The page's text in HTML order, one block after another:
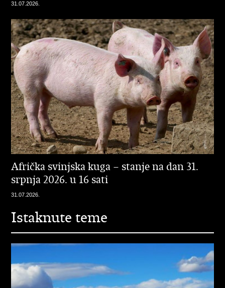
31.07.2026.
Afrička svinjska kuga – stanje na dan 31.
srpnja 2026. u 16 sati
31.07.2026.
Istaknute teme